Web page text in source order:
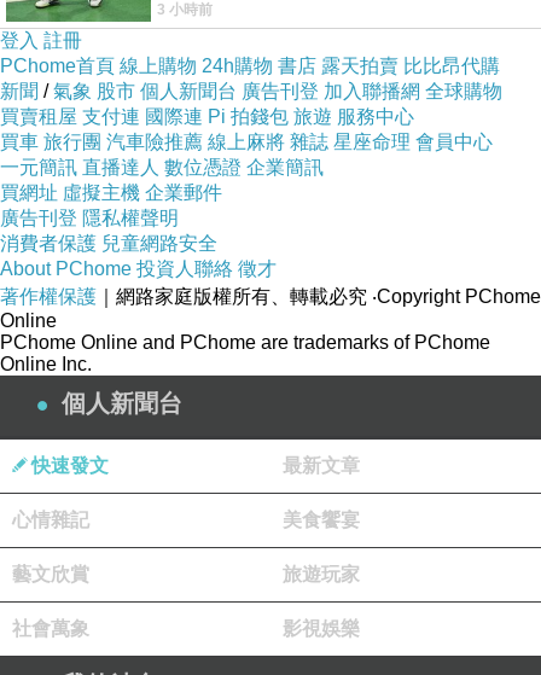
三色藜麥黑米芝麻丸燒熱銷組
網址:etmall購物台canus
特選用台灣屏東種植的有機認證黑米和日本進口
3A等級黑芝麻低溫45度烘焙製程.將營養完全鎖
龍............. 跨境群
3 小時前
登入 註冊
PChome首頁 線上購物 24h購物 書店 露天拍賣 比比昂代購
新聞 /氣象 股市 個人新聞台 廣告刊登 加入聯播網 全球購物
買賣租屋 支付連 國際連 Pi 拍錢包 旅遊 服務中心
買車 旅行團 汽車險推薦 線上麻將 雜誌 星座命理 會員中心
一元簡訊 直播達人 數位憑證 企業簡訊
買網址 虛擬主機 企業郵件
廣告刊登 隱私權聲明
消費者保護 兒童網路安全
About PChome 投資人聯絡 徵才
著作權保護 ｜網路家庭版權所有、轉載必究 ‧Copyright PChome
Online
PChome Online and PChome are trademarks of PChome
Online Inc.
個人新聞台
快速發文 最新文章
心情雜記 美食饗宴
藝文欣賞 旅遊玩家
社會萬象 影視娛樂